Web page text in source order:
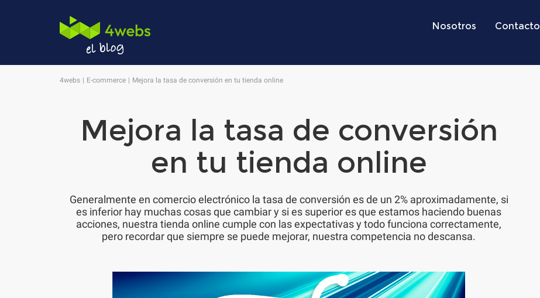
Nosotros Contacto
4webs E-commerce Mejora la tasa de conversión en tu tienda online
Mejora la tasa de conversión
en tu tienda online
Generalmente en comercio electrónico la tasa de conversión es de un 2% aproximadamente, si
es inferior hay muchas cosas que cambiar y si es superior es que estamos haciendo buenas
acciones, nuestra tienda online cumple con las expectativas y todo funciona correctamente,
pero recordar que siempre se puede mejorar, nuestra competencia no descansa.